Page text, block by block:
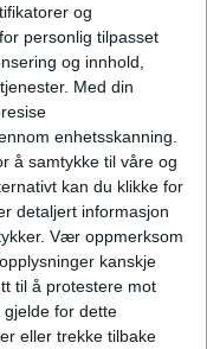
og
personlig tilpasset
og innhold,
Med din
enhetsskanning.
å samtykke til våre og
kan du klikke for
detaljert informasjon
Vær oppmerksom
kanskje
til å protestere mot
for dette
eller trekke tilbake
Løssfelt
som
Sverre
år siden.
han tidvis
tok over